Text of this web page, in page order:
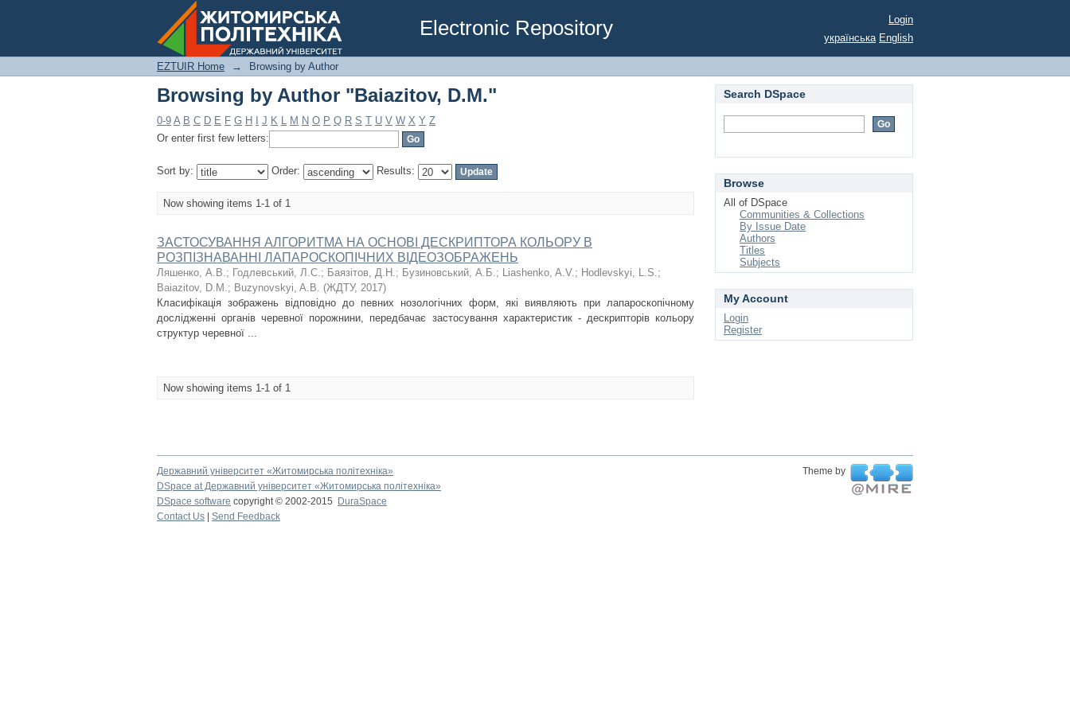
Electronic Repository
Browsing by Author "Baiazitov, D.M."
Login
українська English
EZTUIR Home → Browsing by Author
Browsing by Author "Baiazitov, D.M."
0-9 A B C D E F G H J K L M N O P Q R S T U V W X Y Z
Or enter first few letters:
Sort by: Order: Results:
Now showing items 1-1 of 1
ЗАСТОСУВАННЯ АЛГОРИТМА НА ОСНОВІ ДЕСКРИПТОРА КОЛЬОРУ В
РОЗПІЗНАВАННІ ЛАПАРОСКОПІЧНИХ ВІДЕОЗОБРАЖЕНЬ
Ляшенко, А.В.; Годлевський, Л.С.; Баязітов, Д.Н.; Бузиновський, А.Б.; Liashenko, A.V.; Hodlevskyi, L.S.;
Baiazitov, D.M.; Buzynovskyi, A.B. (ЖДТУ, 2017)
Класифікація зображень відповідно до певних нозологічних форм, які виявляють при лапароскопічному
дослідженні органів черевної порожнини, передбачає застосування характеристик - дескрипторів кольору
структур черевної ...
Now showing items 1-1 of 1
Search DSpace
Browse
All of DSpace
Communities & Collections
By Issue Date
Authors
Titles
Subjects
My Account
Login
Register
Державний університет «Житомирська політехніка»
DSpace at Державний університет «Житомирська політехніка»
DSpace software copyright © 2002-2015 DuraSpace
Theme by
Contact Us Send Feedback